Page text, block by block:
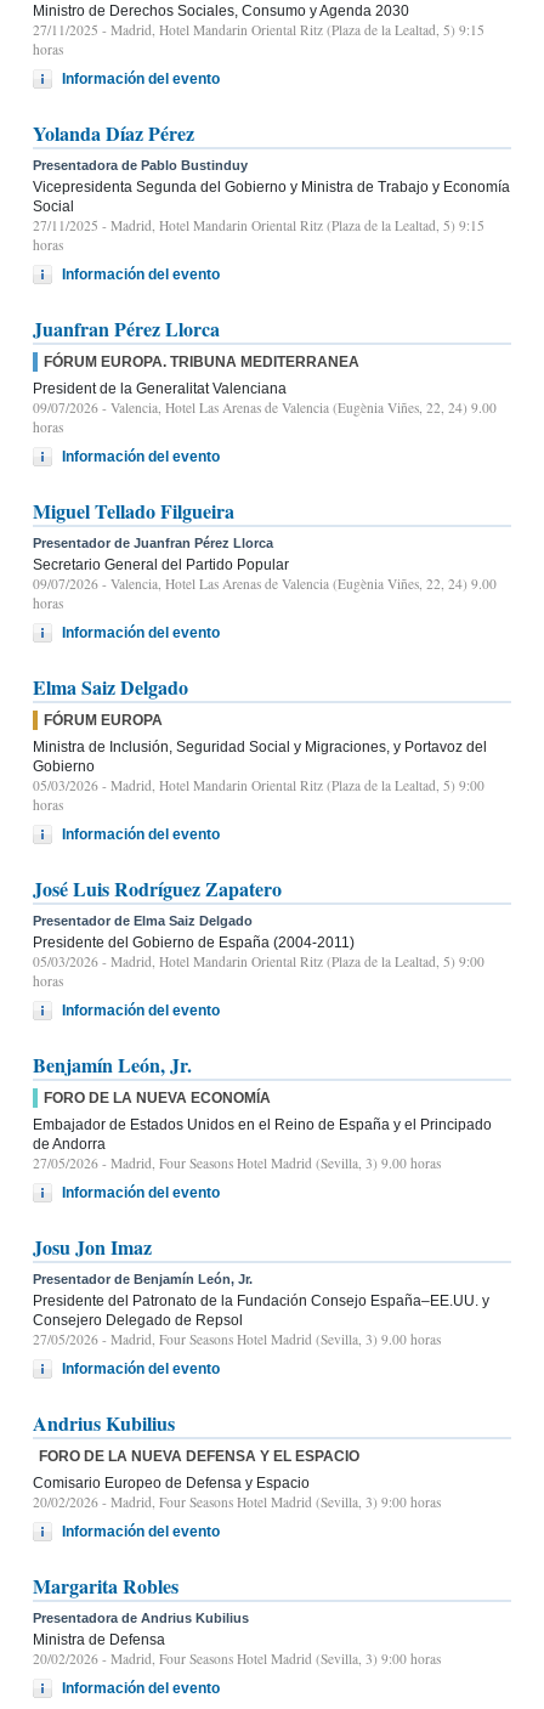
Ministro de Derechos Sociales, Consumo y Agenda 2030
27/11/2025 - Madrid, Hotel Mandarin Oriental Ritz (Plaza de la Lealtad, 5) 9:15
horas
Información del evento
Yolanda Díaz Pérez
Presentadora de Pablo Bustinduy
Vicepresidenta Segunda del Gobierno y Ministra de Trabajo y Economía
Social
27/11/2025 - Madrid, Hotel Mandarin Oriental Ritz (Plaza de la Lealtad, 5) 9:15
horas
Información del evento
Juanfran Pérez Llorca
FÓRUM EUROPA. TRIBUNA MEDITERRANEA
President de la Generalitat Valenciana
09/07/2026 - Valencia, Hotel Las Arenas de Valencia (Eugènia Viñes, 22, 24) 9.00
horas
Información del evento
Miguel Tellado Filgueira
Presentador de Juanfran Pérez Llorca
Secretario General del Partido Popular
09/07/2026 - Valencia, Hotel Las Arenas de Valencia (Eugènia Viñes, 22, 24) 9.00
horas
Información del evento
Elma Saiz Delgado
FÓRUM EUROPA
Ministra de Inclusión, Seguridad Social y Migraciones, y Portavoz del
Gobierno
05/03/2026 - Madrid, Hotel Mandarin Oriental Ritz (Plaza de la Lealtad, 5) 9:00
horas
Información del evento
José Luis Rodríguez Zapatero
Presentador de Elma Saiz Delgado
Presidente del Gobierno de España (2004-2011)
05/03/2026 - Madrid, Hotel Mandarin Oriental Ritz (Plaza de la Lealtad, 5) 9:00
horas
Información del evento
Benjamín León, Jr.
FORO DE LA NUEVA ECONOMÍA
Embajador de Estados Unidos en el Reino de España y el Principado
de Andorra
27/05/2026 - Madrid, Four Seasons Hotel Madrid (Sevilla, 3) 9.00 horas
Información del evento
Josu Jon Imaz
Presentador de Benjamín León, Jr.
Presidente del Patronato de la Fundación Consejo España–EE.UU. y
Consejero Delegado de Repsol
27/05/2026 - Madrid, Four Seasons Hotel Madrid (Sevilla, 3) 9.00 horas
Información del evento
Andrius Kubilius
FORO DE LA NUEVA DEFENSA Y EL ESPACIO
Comisario Europeo de Defensa y Espacio
20/02/2026 - Madrid, Four Seasons Hotel Madrid (Sevilla, 3) 9:00 horas
Información del evento
Margarita Robles
Presentadora de Andrius Kubilius
Ministra de Defensa
20/02/2026 - Madrid, Four Seasons Hotel Madrid (Sevilla, 3) 9:00 horas
Información del evento